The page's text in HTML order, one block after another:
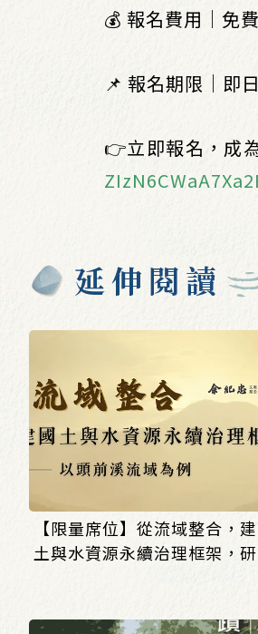
💰 報名費用｜免
📌 報名期限｜即
👉立即報名，成
延伸閱讀
【限量席位】從流域整合，
土與水資源永續治理框架，